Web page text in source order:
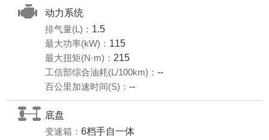
动力系统
排气量(L)： 1.5
最大功率(kW)： 115
最大扭矩(N·m)： 215
工信部综合油耗(L/100km)： --
百公里加速时间(S)： --
底盘
变速箱： 6档手自一体